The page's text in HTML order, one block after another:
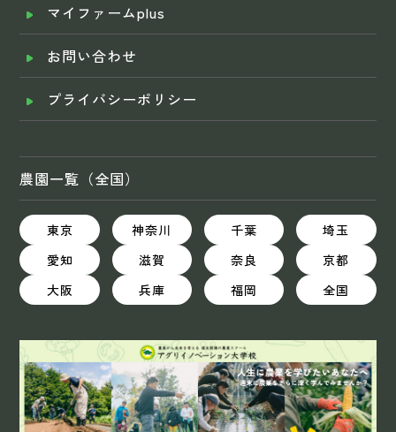
マイファームplus
お問い合わせ
プライバシーポリシー
農園一覧（全国）
東京 神奈川 千葉
埼玉
愛知
滋賀 奈良
京都
大阪
兵庫 福岡 全国